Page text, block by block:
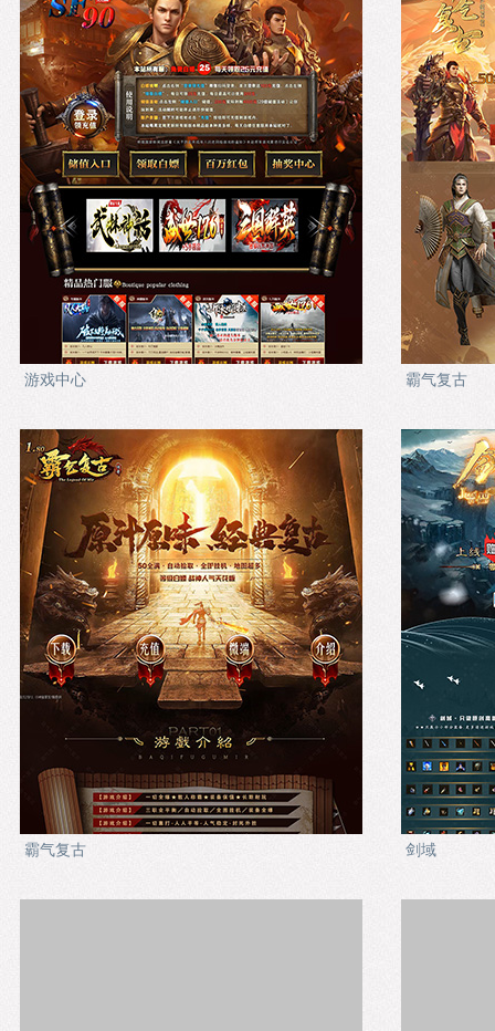
游戏中心 霸气复古
霸气复古 剑域